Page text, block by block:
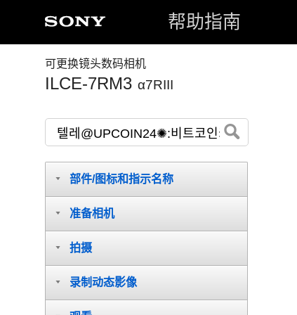
帮助指南
可更换镜头数码相机
ILCE-7RM3 α7RIII
部件/图标和指示名称
准备相机
拍摄
录制动态影像